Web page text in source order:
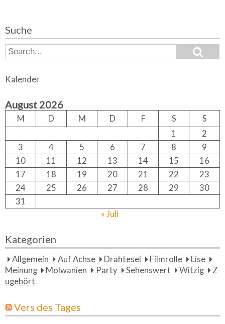
Suche
S
e
r
h
o
r:
e
Kalender
August 2026
M D M D F S
S
1
2
3
4 5 6 7 8
9
10
11 12 13 14 15
16
17
18 19 20 21 22
23
24
25 26 27 28 29
30
31
« Juli
Kategorien
Allgemein Auf Achse Drahtesel Filmrolle
Lise
Meinung
Molwanien Party Sehenswert Witzig
Z
ugehört
Vers des Tages